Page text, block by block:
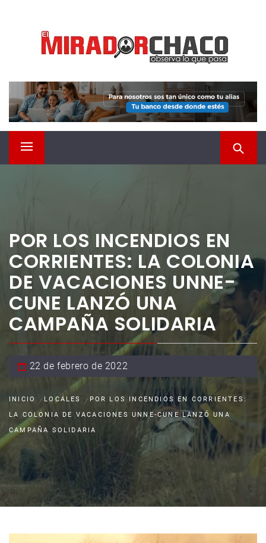
contenido
EL MIRADOR CHACO
Observá lo que pasa
Menú
POR LOS INCENDIOS EN
CORRIENTES: LA COLONIA
DE VACACIONES UNNE-
CUNE LANZÓ UNA
CAMPAÑA SOLIDARIA
22 de febrero de 2022
INICIO LOCALES
POR LOS INCENDIOS EN CORRIENTES:
LA COLONIA DE VACACIONES UNNE-CUNE LANZÓ UNA
CAMPAÑA SOLIDARIA